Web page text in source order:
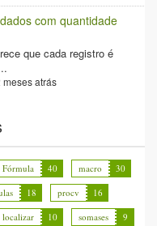
com quantidade
que cada registro é
meses atrás
Fórmula 40 macro
30
18 procv
16
localizar 10 somases 9